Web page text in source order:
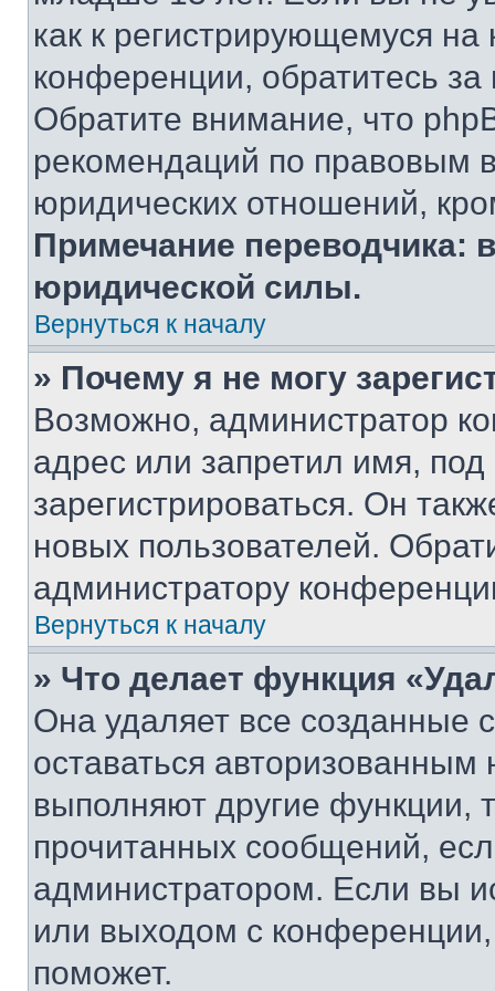
как к регистрирующемуся
конференции, обратитесь
Обратите внимание, что
рекомендаций по правовым
юридических отношений,
Примечание переводчика:
юридической силы.
Вернуться к началу
» Почему я не могу
Возможно, администратор
адрес или запретил имя,
зарегистрироваться. Он
новых пользователей.
администратору
Вернуться к началу
» Что делает функция
Она удаляет все созданные
оставаться
выполняют другие функции,
прочитанных сообщений,
администратором. Если вы
или выходом с
поможет.